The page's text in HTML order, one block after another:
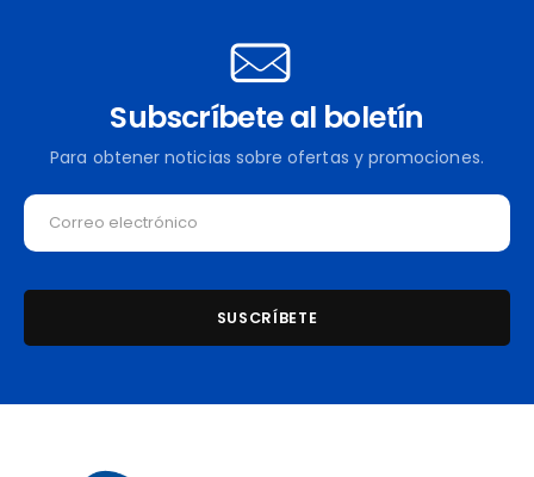
Subscríbete al boletín
Para obtener noticias sobre ofertas y promociones.